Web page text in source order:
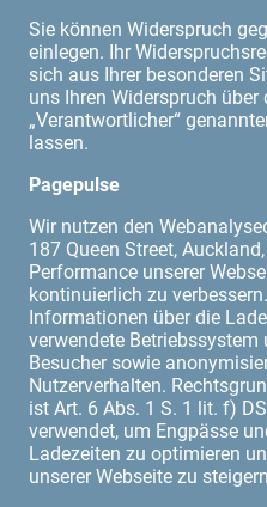
Sie können Widerspruch
einlegen. Ihr
sich aus Ihrer besonderen
uns Ihren Widerspruch
„Verantwortlicher“
lassen.
Pagepulse
Wir nutzen den
187 Queen Street,
Performance unserer
kontinuierlich zu
Informationen über die
verwendete
Besucher sowie
Nutzerverhalten.
ist Art. 6 Abs. 1 S. 1 lit. f)
verwendet, um Engpässe
Ladezeiten zu optimieren
unserer Webseite zu